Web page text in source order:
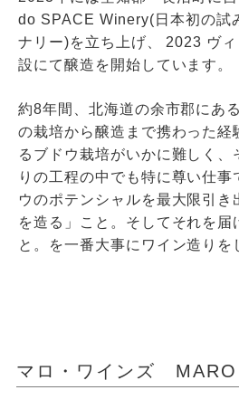
do SPACE Winery(日本初の試
ナリー)を立ち上げ、 2023 ヴ
設にて醸造を開始しています。
約8年間、北海道の余市郡にあ
の栽培から醸造まで携わった経
るブドウ栽培がいかに難しく、
りの工程の中でも特に尊い仕事
ウのポテンシャルを最大限引き
を造る」こと。そしてそれを届
と。を一番大事にワイン造りを
マロ・ワインズ